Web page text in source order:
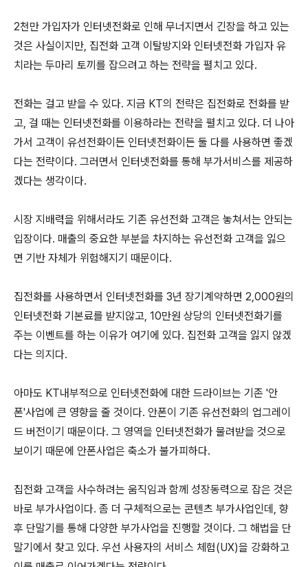
2천만 가입자가 인터넷전화로 인해 무너지면서 긴장을 하고 있는
것은 사실이지만, 집전화 고객 이탈방지와 인터넷전화 가입자 유
치라는 두마리 토끼를 잡으려고 하는 전략을 펼치고 있다.
전화는 걸고 받을 수 있다. 지금 KT의 전략은 집전화로 전화를 받
고, 걸 때는 인터넷전화를 이용하라는 전략을 펼치고 있다. 더 나아
가서 고객이 유선전화이든 인터넷전화이든 둘 다를 사용하면 좋겠
다는 전략이다. 그러면서 인터넷전화를 통해 부가서비스를 제공하
겠다는 생각이다.
시장 지배력을 위해서라도 기존 유선전화 고객은 놓쳐서는 안되는
입장이다. 매출의 중요한 부분을 차지하는 유선전화 고객을 잃으
면 기반 자체가 위험해지기 때문이다.
집전화를 사용하면서 인터넷전화를 3년 장기계약하면 2,000원의
인터넷전화 기본료를 받지않고, 10만원 상당의 인터넷전화기를
주는 이벤트를 하는 이유가 여기에 있다. 집전화 고객을 잃지 않겠
다는 의지다.
아마도 KT내부적으로 인터넷전화에 대한 드라이브는 기존 '안
폰'사업에 큰 영향을 줄 것이다. 안폰이 기존 유선전화의 업그레이
드 버전이기 때문이다. 그 영역을 인터넷전화가 물려받을 것으로
보이기 때문에 안폰사업은 축소가 불가피하다.
집전화 고객을 사수하려는 움직임과 함께 성장동력으로 잡은 것은
바로 부가사업이다. 좀 더 구체적으로는 콘텐츠 부가사업인데, 향
후 단말기를 통해 다양한 부가사업을 진행할 것이다. 그 해법을 단
말기에서 찾고 있다. 우선 사용자의 서비스 체험(UX)을 강화하고